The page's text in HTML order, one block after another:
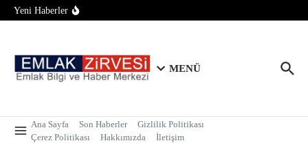
İçeriğe atla
Yeni Haberler
ve Kolay Randevu
MENÜ
Ana Sayfa Son Haberler
Gizlilik Politikası
Çerez Politikası
Hakkımızda İletişim